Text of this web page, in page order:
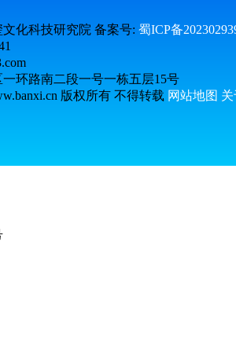
化科技研究院 备案号: 蜀ICP备
环路南二段一号一栋五层15号
版权所有 不得转载 网站地图